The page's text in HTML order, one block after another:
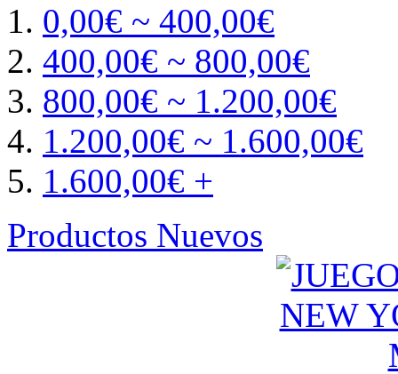
0,00€ ~ 400,00€
400,00€ ~ 800,00€
800,00€ ~ 1.200,00€
1.200,00€ ~ 1.600,00€
1.600,00€ +
Productos Nuevos